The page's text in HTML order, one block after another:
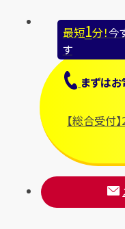
最短1分！今
す
まずは
【総合受付